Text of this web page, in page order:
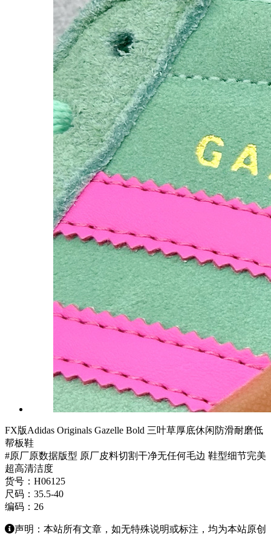
FX版Adidas Originals Gazelle Bold 三叶草厚底休闲防滑耐磨低
帮板鞋
#原厂原数据版型 原厂皮料切割干净无任何毛边 鞋型细节完美
超高清洁度
货号：H06125
尺码：35.5-40
编码：26
声明：本站所有文章，如无特殊说明或标注，均为本站原创